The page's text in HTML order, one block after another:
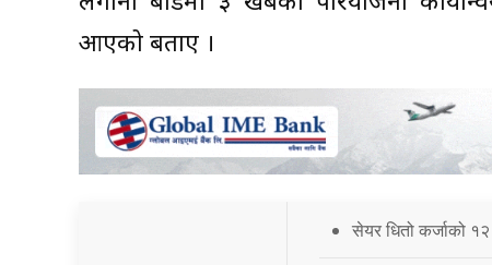
आएको बताए ।
सेयर धितो कर्जाको